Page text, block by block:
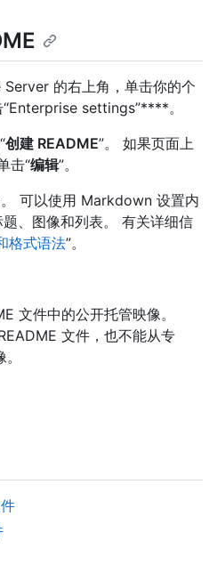
的右上角，单击你的个
settings”****。
创建 README”。 如果页面上
击“编辑”。
可以使用 Markdown 设置内
、图像和列表。 有关详细信
格式语法”。
文件中的公开托管映像。
文件，也不能从专